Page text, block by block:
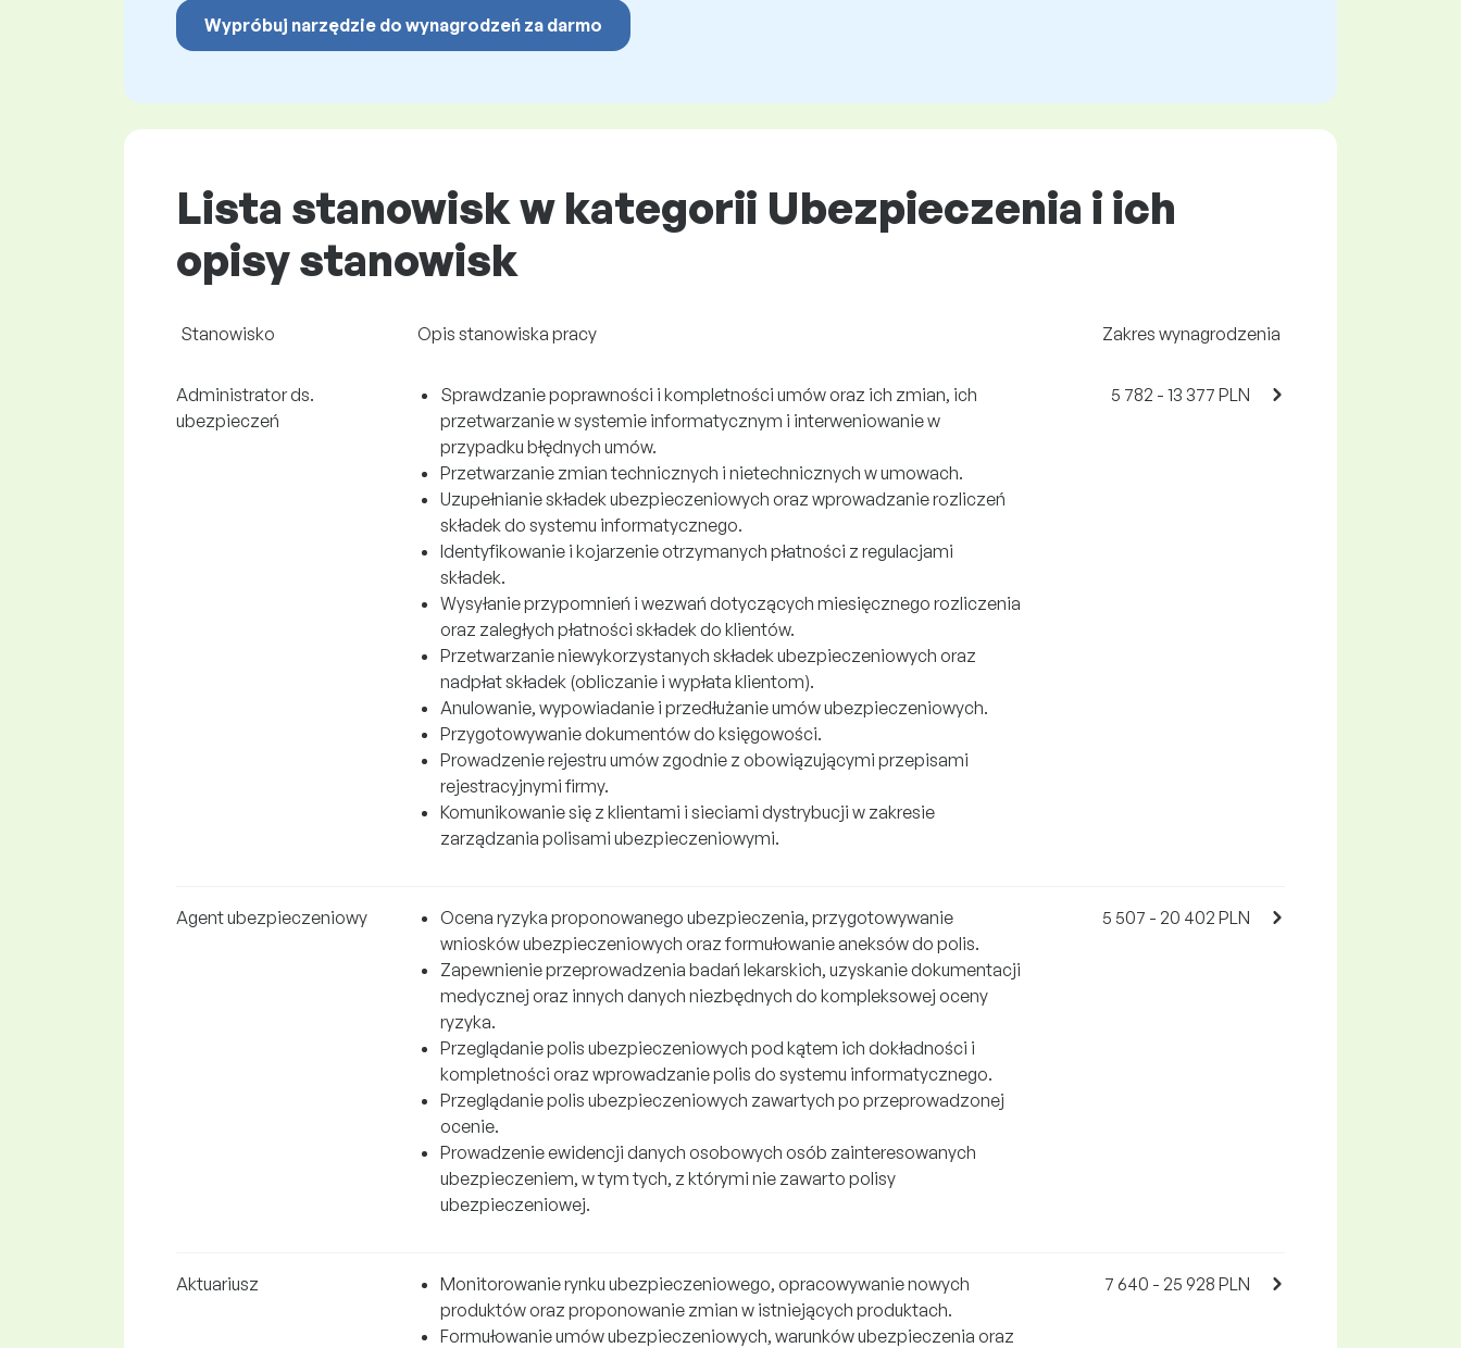
Wypróbuj narzędzie do wynagrodzeń za darmo
Lista stanowisk w kategorii Ubezpieczenia i ich
opisy stanowisk
Stanowisko Opis stanowiska pracy Zakres wynagrodzenia
Administrator ds.
ubezpieczeń
Sprawdzanie poprawności i kompletności umów oraz ich zmian, ich
przetwarzanie w systemie informatycznym i interweniowanie w
przypadku błędnych umów.
Przetwarzanie zmian technicznych i nietechnicznych w umowach.
Uzupełnianie składek ubezpieczeniowych oraz wprowadzanie rozliczeń
składek do systemu informatycznego.
Identyfikowanie i kojarzenie otrzymanych płatności z regulacjami
składek.
Wysyłanie przypomnień i wezwań dotyczących miesięcznego rozliczenia
oraz zaległych płatności składek do klientów.
Przetwarzanie niewykorzystanych składek ubezpieczeniowych oraz
nadpłat składek (obliczanie i wypłata klientom).
Anulowanie, wypowiadanie i przedłużanie umów ubezpieczeniowych.
Przygotowywanie dokumentów do księgowości.
Prowadzenie rejestru umów zgodnie z obowiązującymi przepisami
rejestracyjnymi firmy.
Komunikowanie się z klientami i sieciami dystrybucji w zakresie
zarządzania polisami ubezpieczeniowymi.
5 782 - 13 377 PLN
Agent ubezpieczeniowy
Ocena ryzyka proponowanego ubezpieczenia, przygotowywanie
wniosków ubezpieczeniowych oraz formułowanie aneksów do polis.
Zapewnienie przeprowadzenia badań lekarskich, uzyskanie dokumentacji
medycznej oraz innych danych niezbędnych do kompleksowej oceny
ryzyka.
Przeglądanie polis ubezpieczeniowych pod kątem ich dokładności i
kompletności oraz wprowadzanie polis do systemu informatycznego.
Przeglądanie polis ubezpieczeniowych zawartych po przeprowadzonej
ocenie.
Prowadzenie ewidencji danych osobowych osób zainteresowanych
ubezpieczeniem, w tym tych, z którymi nie zawarto polisy
ubezpieczeniowej.
5 507 - 20 402 PLN
Aktuariusz
Monitorowanie rynku ubezpieczeniowego, opracowywanie nowych
produktów oraz proponowanie zmian w istniejących produktach.
Formułowanie umów ubezpieczeniowych, warunków ubezpieczenia oraz
7 640 - 25 928 PLN